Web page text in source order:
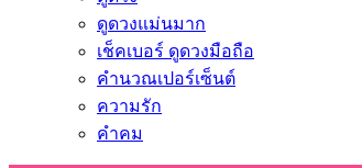
ดูดวงแม่นมาก
เช็คเบอร์ ดูดวงมือถือ
คำนวณเปอร์เซ็นต์
ความรัก
คำคม